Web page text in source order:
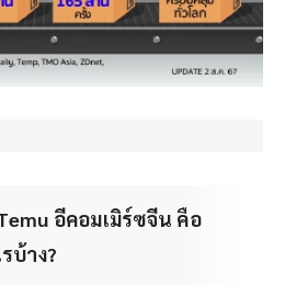
อีคอมเมิร์ซจีน คือ
บ้าง?